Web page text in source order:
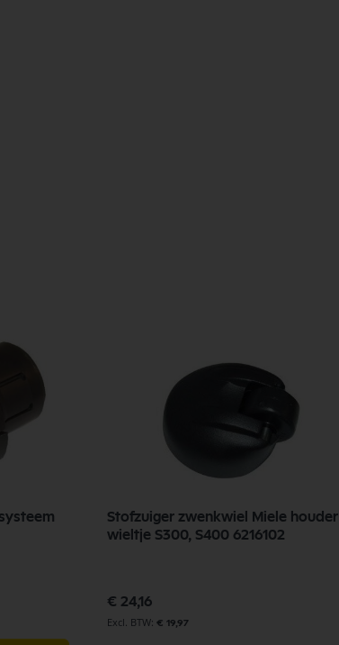
Stofzuiger zwenkwiel Miele houder
wieltje S300, S400 6216102
€ 24,16
€ 19,97